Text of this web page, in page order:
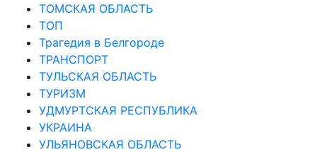
ТОМСКАЯ ОБЛАСТЬ
ТОП
Трагедия в Белгороде
ТРАНСПОРТ
ТУЛЬСКАЯ ОБЛАСТЬ
ТУРИЗМ
УДМУРТСКАЯ РЕСПУБЛИКА
УКРАИНА
УЛЬЯНОВСКАЯ ОБЛАСТЬ